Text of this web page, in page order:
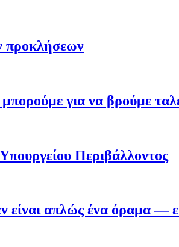
προκλήσεων
για να βρούμε
Περιβάλλοντος
απλώς ένα όραμα —